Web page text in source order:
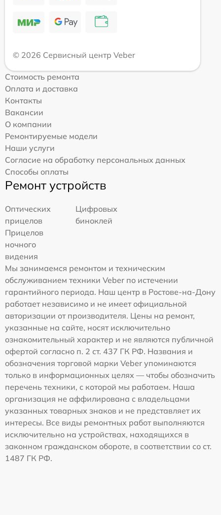
© 2026 Сервисный центр Veber
Стоимость ремонта
Оплата и доставка
Контакты
Вакансии
О компании
Ремонтируемые модели
Наши услуги
Согласие на обработку персональных данных
Способы оплаты
Ремонт устройств
Оптических
прицелов
Цифровых
биноклей
Прицелов
ночного
видения
Мы занимаемся ремонтом и техническим
обслуживанием техники Veber по истечении
гарантийного периода. Наш центр в Ростове-на-Дону
работает независимо и не имеет официальной
авторизации от производителя. Цены на ремонт,
указанные на сайте, носят исключительно
ознакомительный характер и не являются публичной
офертой согласно п. 2 ст. 437 ГК РФ. Названия и
обозначения торговой марки Veber упоминаются
только в информационных целях — чтобы обозначить
перечень техники, с которой мы работаем. Наша
организация не аффилирована с владельцами
указанных товарных знаков и не представляет их
интересы. Все виды ремонтных работ выполняются
исключительно на устройствах, находящихся в
законном гражданском обороте, в соответствии со ст.
1487 ГК РФ.